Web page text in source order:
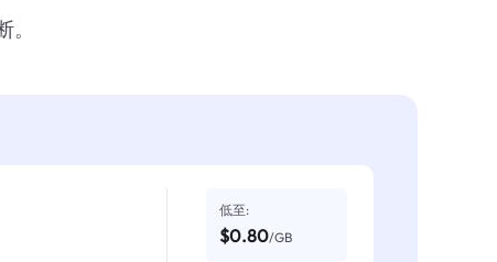
低至:
$0.80/GB